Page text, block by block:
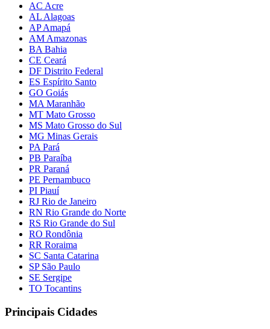
AC Acre
AL Alagoas
AP Amapá
AM Amazonas
BA Bahia
CE Ceará
DF Distrito Federal
ES Espírito Santo
GO Goiás
MA Maranhão
MT Mato Grosso
MS Mato Grosso do Sul
MG Minas Gerais
PA Pará
PB Paraíba
PR Paraná
PE Pernambuco
PI Piauí
RJ Rio de Janeiro
RN Rio Grande do Norte
RS Rio Grande do Sul
RO Rondônia
RR Roraima
SC Santa Catarina
SP São Paulo
SE Sergipe
TO Tocantins
Principais Cidades